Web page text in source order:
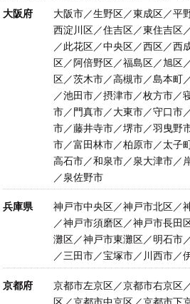
大阪府
大阪市／生野区／東成区／平
西淀川区／住吉区／東住吉区
／此花区／中央区／西区／西
区／阿倍野区／福島区／旭区
区／茨木市／高槻市／島本町
／池田市／摂津市／枚方市／
市／門真市／大東市／守口市
市／藤井寺市／堺市／羽曳野
市／富田林市／柏原市／太子
高石市／和泉市／泉大津市／
／泉佐野市
兵庫県
神戸市中央区／神戸市北区／
／神戸市須磨区／神戸市長田
灘区／神戸市東灘区／明石市
／三田市／宝塚市／川西市／
京都府
京都市左京区／京都市右京区